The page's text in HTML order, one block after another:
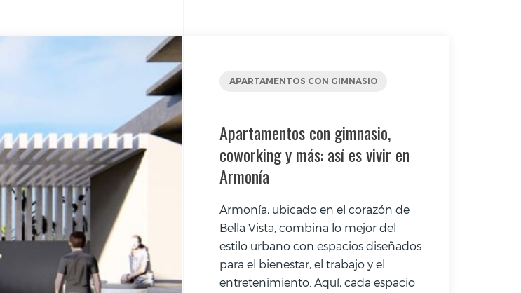
APARTAMENTOS CON GIMNASIO
Apartamentos con gimnasio,
coworking y más: así es vivir en
Armonía
Armonía, ubicado en el corazón de
Bella Vista, combina lo mejor del
estilo urbano con espacios diseñados
para el bienestar, el trabajo y el
entretenimiento. Aquí, cada espacio